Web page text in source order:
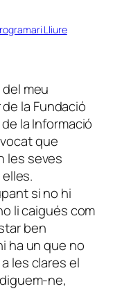
Lliure
meu
la Fundació
la Informació
que
les seves
si no hi
li caigués com
ben
ha un que no
les clares el
ne,